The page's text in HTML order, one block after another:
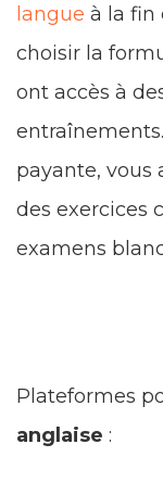
langue à la fin
choisir la
ont accès à
payante, vous
des exercices
examens
Plateformes
anglaise :